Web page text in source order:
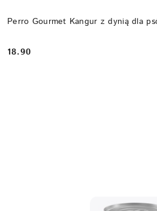
Perro Gourmet Kangur z dynią dla
Cena:
18.90